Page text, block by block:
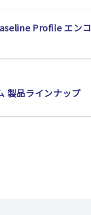
Profile エンコ
製品ラインナップ